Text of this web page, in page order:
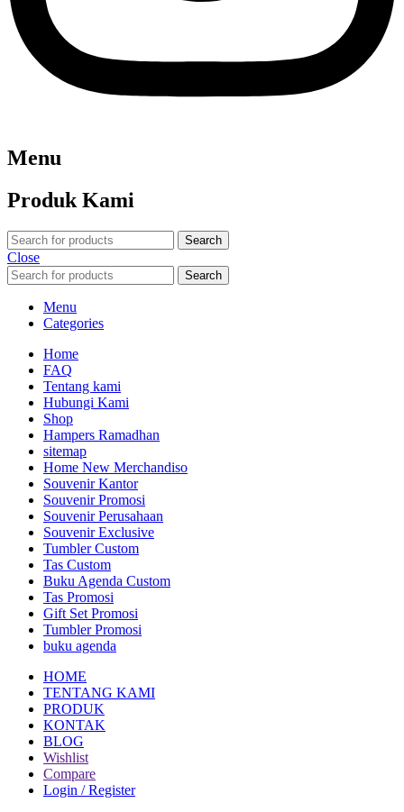
Menu
Produk Kami
Search
Close
Search
Menu
Categories
Home
FAQ
Tentang kami
Hubungi Kami
Shop
Hampers Ramadhan
sitemap
Home New Merchandiso
Souvenir Kantor
Souvenir Promosi
Souvenir Perusahaan
Souvenir Exclusive
Tumbler Custom
Tas Custom
Buku Agenda Custom
Tas Promosi
Gift Set Promosi
Tumbler Promosi
buku agenda
HOME
TENTANG KAMI
PRODUK
KONTAK
BLOG
Wishlist
Compare
Login / Register